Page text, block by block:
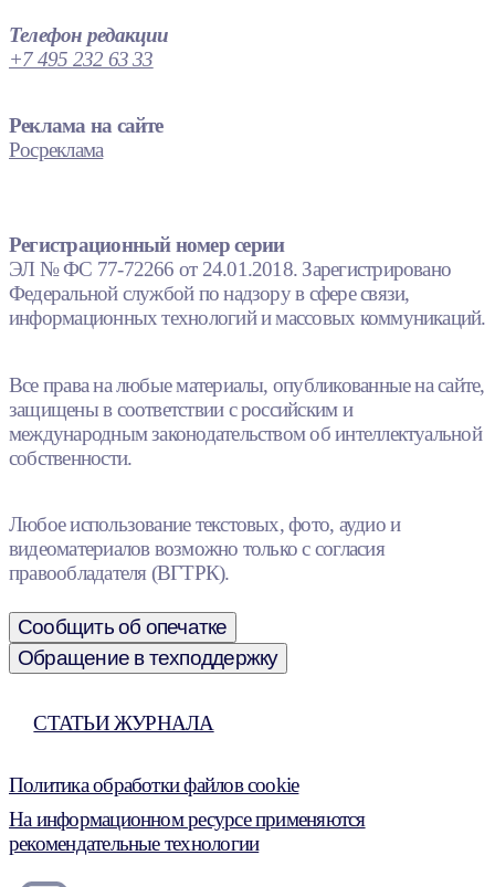
Телефон редакции
+7 495 232 63 33
Реклама на сайте
Росреклама
Регистрационный номер серии
ЭЛ № ФС 77-72266 от 24.01.2018. Зарегистрировано
Федеральной службой по надзору в сфере связи,
информационных технологий и массовых коммуникаций.
Все права на любые материалы, опубликованные на сайте,
защищены в соответствии с российским и
международным законодательством об интеллектуальной
собственности.
Любое использование текстовых, фото, аудио и
видеоматериалов возможно только с согласия
правообладателя (ВГТРК).
Сообщить об опечатке
Обращение в техподдержку
СТАТЬИ ЖУРНАЛА
Политика обработки файлов cookie
На информационном ресурсе применяются
рекомендательные технологии